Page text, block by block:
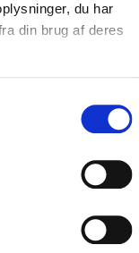
du har
din brug af deres